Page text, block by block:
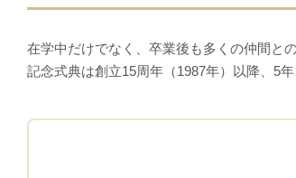
在学中だけでなく、卒業後も多くの仲間と
記念式典は創立15周年（1987年）以降、5